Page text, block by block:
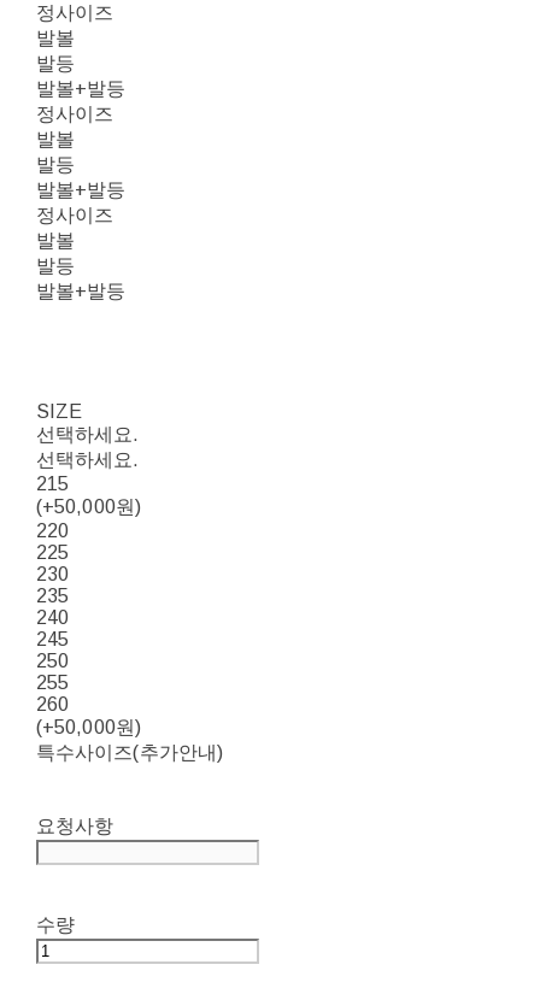
정사이즈
발볼
발등
발볼+발등
정사이즈
발볼
발등
발볼+발등
정사이즈
발볼
발등
발볼+발등
SIZE
선택하세요.
선택하세요.
215
(+50,000원)
220
225
230
235
240
245
250
255
260
(+50,000원)
특수사이즈(추가안내)
요청사항
수량